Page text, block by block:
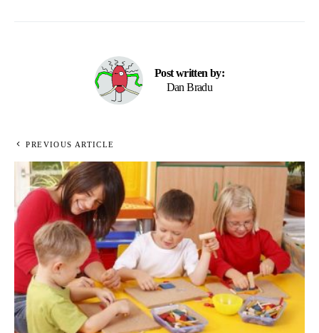
Post written by:
Dan Bradu
PREVIOUS ARTICLE